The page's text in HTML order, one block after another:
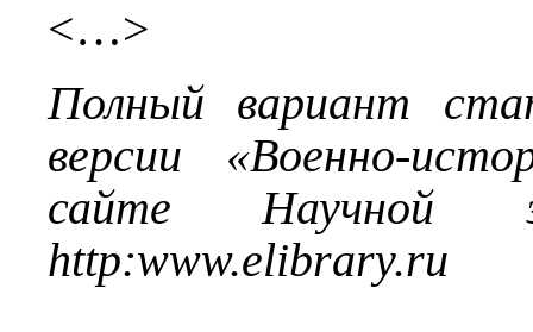
<…>
Полный вариант
версии «Военно-
сайте Научной
http:www.elibrary.ru